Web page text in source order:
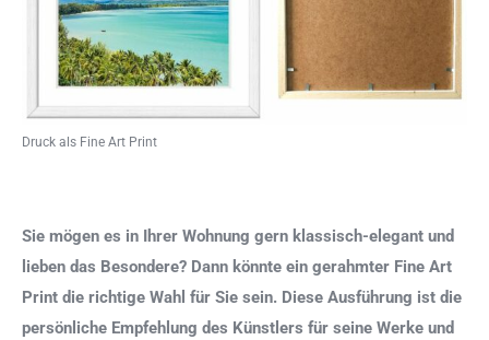
Druck als Fine Art Print
Sie mögen es in Ihrer Wohnung gern klassisch-elegant und
lieben das Besondere? Dann könnte ein gerahmter Fine Art
Print die richtige Wahl für Sie sein. Diese Ausführung ist die
persönliche Empfehlung des Künstlers für seine Werke und